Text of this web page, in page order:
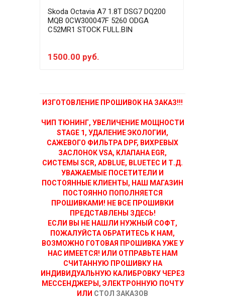
Skoda Octavia A7 1.8T DSG7 DQ200
MQB 0CW300047F 5260 ODGA
C52MR1 STOCK FULL.BIN
1500.00 руб.
ИЗГОТОВЛЕНИЕ ПРОШИВОК НА ЗАКАЗ!!!
ЧИП ТЮНИНГ, УВЕЛИЧЕНИЕ МОЩНОСТИ
STAGE 1, УДАЛЕНИЕ ЭКОЛОГИИ,
САЖЕВОГО ФИЛЬТРА DPF, ВИХРЕВЫХ
ЗАСЛОНОК VSA, КЛАПАНА EGR,
СИСТЕМЫ SCR, ADBLUE, BLUETEC И Т.Д.
УВАЖАЕМЫЕ ПОСЕТИТЕЛИ И
ПОСТОЯННЫЕ КЛИЕНТЫ, НАШ МАГАЗИН
ПОСТОЯННО ПОПОЛНЯЕТСЯ
ПРОШИВКАМИ! НЕ ВСЕ ПРОШИВКИ
ПРЕДСТАВЛЕНЫ ЗДЕСЬ!
ЕСЛИ ВЫ НЕ НАШЛИ НУЖНЫЙ СОФТ,
ПОЖАЛУЙСТА ОБРАТИТЕСЬ К НАМ,
ВОЗМОЖНО ГОТОВАЯ ПРОШИВКА УЖЕ У
НАС ИМЕЕТСЯ! ИЛИ ОТПРАВЬТЕ НАМ
СЧИТАННУЮ ПРОШИВКУ НА
ИНДИВИДУАЛЬНУЮ КАЛИБРОВКУ ЧЕРЕЗ
МЕССЕНДЖЕРЫ, ЭЛЕКТРОННУЮ ПОЧТУ
ИЛИ СТОЛ ЗАКАЗОВ